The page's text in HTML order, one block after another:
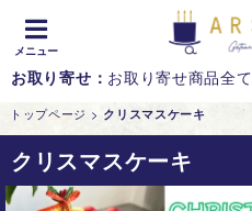
メニュー
お取り寄せ： お取り寄せ商品全て
トップページ > クリスマスケーキ
クリスマスケーキ